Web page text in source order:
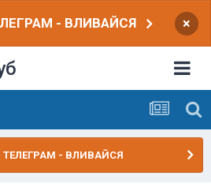
- ВЛИВАЙСЯ ×
ТЕЛЕГРАМ - ВЛИВАЙСЯ